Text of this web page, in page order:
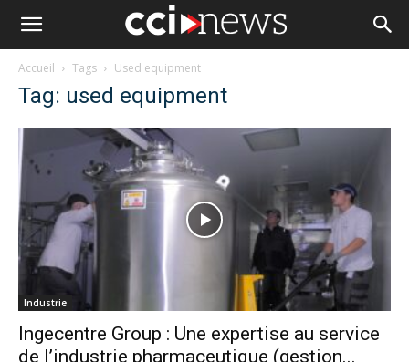
Accueil Tags Used equipment
Tag: used equipment
Industrie
Ingecentre Group : Une expertise au service
de l’industrie pharmaceutique (gestion...